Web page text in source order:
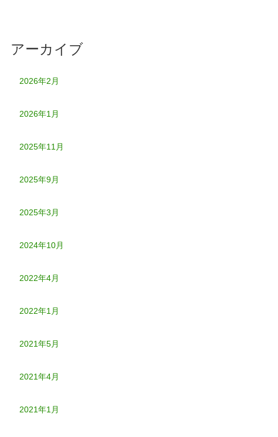
アーカイブ
2026年2月
2026年1月
2025年11月
2025年9月
2025年3月
2024年10月
2022年4月
2022年1月
2021年5月
2021年4月
2021年1月